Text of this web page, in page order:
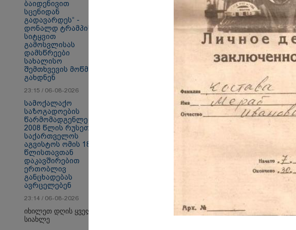
ბაიდენივით
სცენიდან
გადავარდეს“ -
დონალდ ტრამპის
სიტყვით
გამოსვლისას
დამსწრეები
სახალისო
შემთხვევის მოწმენი
გახდნენ
23:15 / 06-08-2026
სამოქალაქო
საზოგადოების
წარმომადგენლები
2008 წლის რუსეთ-
საქართველოს
აგვისტოს ომის 18
წლისთავთან
დაკავშირებით
ერთობლივ
განცხადებას
ავრცელებენ
23:14 / 06-08-2026
იხილეთ დღის ყველა
სიახლე